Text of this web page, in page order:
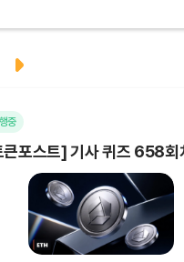
중
큰포스트] 기사 퀴즈 658회